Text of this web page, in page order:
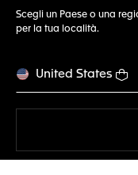
Scegli un Paese o una
per la tua località.
United States